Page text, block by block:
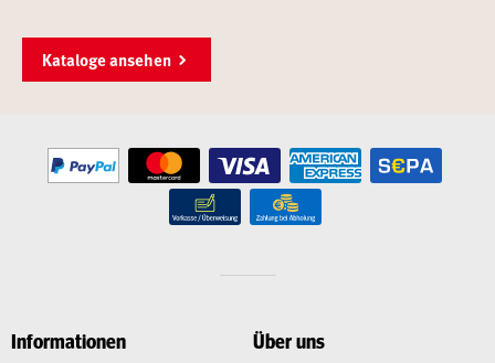
Kataloge ansehen
Informationen Über uns